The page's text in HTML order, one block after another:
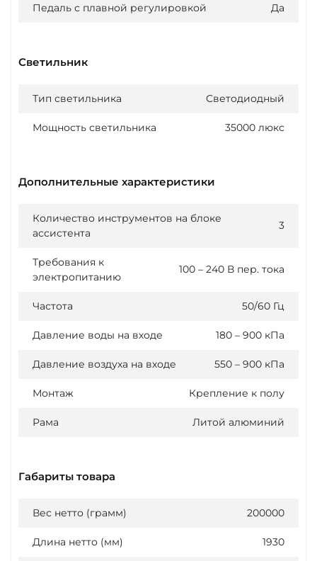
Педаль с плавной регулировкой Да
Светильник
Тип светильника Светодиодный
Мощность светильника 35000 люкс
Дополнительные характеристики
Количество инструментов на блоке
ассистента
3
Требования к
электропитанию
100 – 240 В пер. тока
Частота 50/60 Гц
Давление воды на входе 180 – 900 кПа
Давление воздуха на входе 550 – 900 кПа
Монтаж Крепление к полу
Рама Литой алюминий
Габариты товара
Вес нетто (грамм) 200000
Длина нетто (мм) 1930